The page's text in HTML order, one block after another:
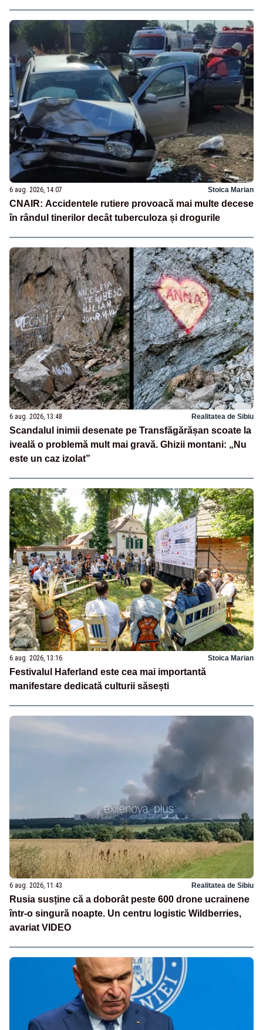
6 aug. 2026, 14:07 Stoica Marian
CNAIR: Accidentele rutiere provoacă mai multe decese
în rândul tinerilor decât tuberculoza și drogurile
6 aug. 2026, 13:48 Realitatea de Sibiu
Scandalul inimii desenate pe Transfăgărășan scoate la
iveală o problemă mult mai gravă. Ghizii montani: „Nu
este un caz izolat”
6 aug. 2026, 13:16 Stoica Marian
Festivalul Haferland este cea mai importantă
manifestare dedicată culturii săsești
6 aug. 2026, 11:43 Realitatea de Sibiu
Rusia susține că a doborât peste 600 drone ucrainene
într-o singură noapte. Un centru logistic Wildberries,
avariat VIDEO